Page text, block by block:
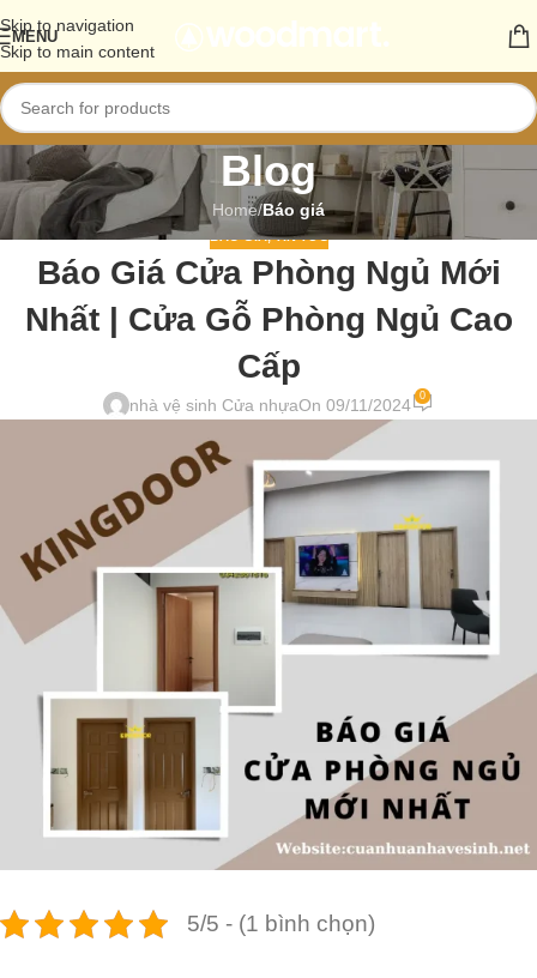
Skip to navigation
Skip to main content
MENU
Blog
Home/Báo giá
BÁO GIÁ,TIN TỨC
Báo Giá Cửa Phòng Ngủ Mới
Nhất | Cửa Gỗ Phòng Ngủ Cao
Cấp
nhà vệ sinh Cửa nhựaOn 09/11/2024 0
5/5 - (1 bình chọn)